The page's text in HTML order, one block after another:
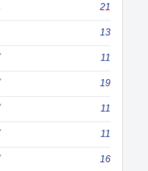
21
13
11
19
11
11
16